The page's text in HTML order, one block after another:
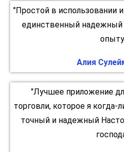
"Простой в использовании
единственный надежный
Алия
"Лучшее приложение
торговли, которое я когда-
точный и надежный